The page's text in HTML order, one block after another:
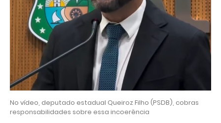
No vídeo, deputado estadual Queiroz Filho (PSDB), cobras
responsabilidades sobre essa incoerência